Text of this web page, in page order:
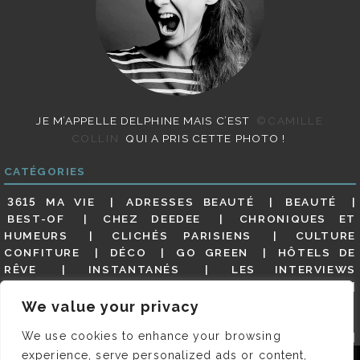
We value your privacy
We use cookies to enhance your browsing
experience, serve personalized ads or content,
JE M’APPELLE DELPHINE MAIS C’EST
©CAMILLE
COLLIN
QUI A PRIS CETTE PHOTO !
CATÉGORIES
3615 MA VIE ADRESSES BEAUTÉ
BEAUTÉ
BEST-OF
CHEZ DEEDEE
CHRONIQUES ET
HUMEURS
CLICHÉS PARISIENS
CULTURE
CONFITURE
DÉCO GO GREEN
HÔTELS DE
RÊVE
INSTANTANÉS
LES INTERVIEWS
MES ADRESSES
MODE NON CLASSÉ
GUIDE
PARIS EN PHOTOS
RESTAURANTS
REVUE DE PRESSE DÉTAILLÉE, SIOU PLAIT